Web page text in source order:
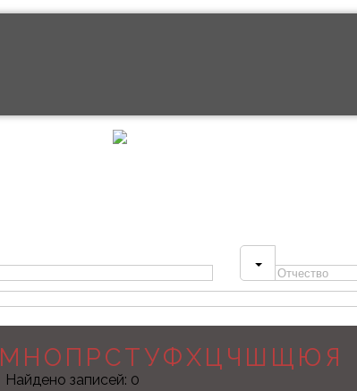
М Н О П РСТУФХЦ Ч Ш Щ Ю Я
Найдено записей: 0